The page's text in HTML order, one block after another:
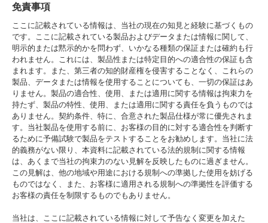
免責事項
ここに記載されている情報は、当社の現在の知見と経験に基づくもの
です。ここに記載されている製品およびデータまたは情報に関して、
明示的または黙示的かを問わず、いかなる種類の保証または確約も行
われません。これには、製品性または特定目的への適合性の保証も含
まれます。また、第三者の知的財産権を侵害することなく、これらの
製品、データまたは情報を使用することについても、一切の保証はあ
りません。製品の適合性、使用、または適用に関する情報は拘束力を
持たず、製品の特性、使用、または適用に関する責任を負うものでは
ありません。契約条件、特に、合意された製品仕様が常に優先されま
す。当社製品を使用する前に、お客様の目的に対する適合性を判断す
るために予備試験で製品をテストすることをお勧めします。当社に法
的義務がない限り、本資料に記載されている法的規制に関する情報
は、あくまで当社の拘束力のない見解を反映したものに過ぎません。
この見解は、他の地域や用途における規制への準拠した使用を妨げる
ものではなく、また、お客様に適用される規制への準拠性を評価する
お客様の責任を制限するものでもありません。
当社は、ここに記載されている情報に対して予告なく変更を加えた